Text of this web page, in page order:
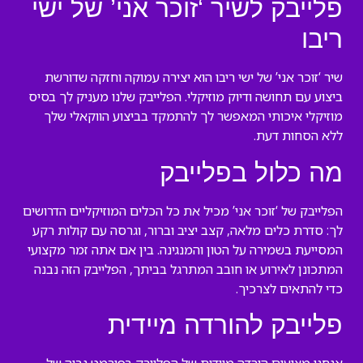
פלייבק לשיר ‘זוכר אני’ של ישי
ריבו
שיר ‘זוכר אני’ של ישי ריבו הוא יצירה עמוקה וחזקה שדורשת
ביצוע עם תחושה ודיוק מוזיקלי. הפלייבק שלנו מעניק לך בסיס
מוזיקלי איכותי המאפשר לך להתמקד בביצוע הווקאלי שלך
ללא הסחות דעת.
מה כלול בפלייבק
הפלייבק של ‘זוכר אני’ מכיל את כל הכלים המוזיקליים הדרושים
לך: סדרת כלים מלאה, קצב יציב וברור, וגרסה עם קולות רקע
המסייעת בשמירה על הטון והמנגינה. בין אם אתה זמר מקצועי
המתכונן לאירוע או חובב המתרגל בביתך, הפלייבק הזה נבנה
כדי להתאים לצרכיך.
פלייבק להורדה מיידית